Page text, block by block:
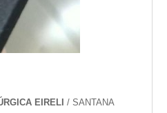
EIRELI/ SANTANA